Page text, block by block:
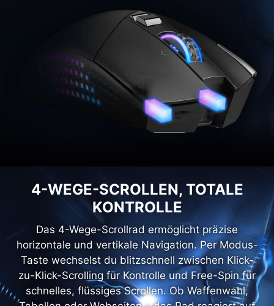
4-WEGE-SCROLLEN, TOTALE
KONTROLLE
Das 4-Wege-Scrollrad ermöglicht präzise
horizontale und vertikale Navigation. Per Modus-
Taste wechselst du blitzschnell zwischen Klick-
zu-Klick-Scrolling für Kontrolle und Free-Spin für
schnelles, flüssiges Scrollen. Ob Waffenwahl,